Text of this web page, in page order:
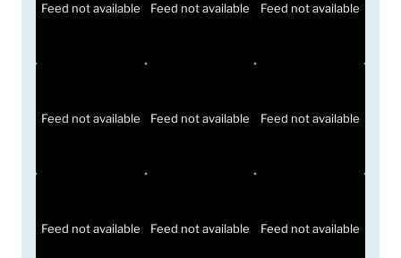
Feed not available Feed not available Feed not available
Feed not available Feed not available Feed not available
Feed not available Feed not available Feed not available